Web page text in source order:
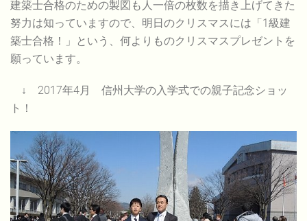
建築士合格のための製図も人一倍の枚数を描き上げてきた
努力は知っていますので、明日のクリスマスには「1級建
築士合格！」という、何よりものクリスマスプレゼントを
願っています。
↓ 2017年4月 信州大学の入学式での親子記念ショッ
ト！